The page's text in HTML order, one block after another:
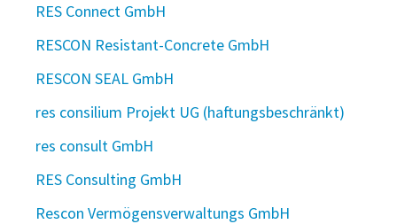
RES Connect GmbH
RESCON Resistant-Concrete GmbH
RESCON SEAL GmbH
res consilium Projekt UG (haftungsbeschränkt)
res consult GmbH
RES Consulting GmbH
Rescon Vermögensverwaltungs GmbH